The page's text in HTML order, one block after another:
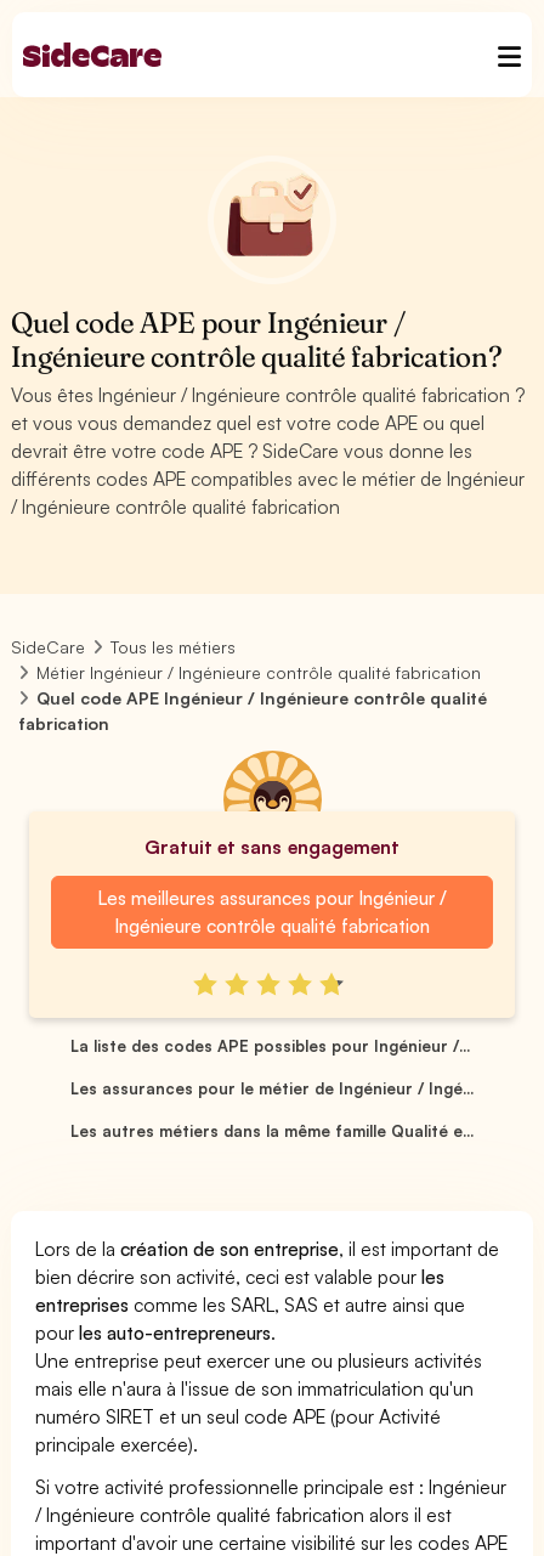
Quel code APE pour Ingénieur /
Ingénieure contrôle qualité fabrication?
Vous êtes Ingénieur / Ingénieure contrôle qualité fabrication ?
et vous vous demandez quel est votre code APE ou quel
devrait être votre code APE ? SideCare vous donne les
différents codes APE compatibles avec le métier de Ingénieur
/ Ingénieure contrôle qualité fabrication
SideCare
Tous les métiers
Métier Ingénieur / Ingénieure contrôle qualité fabrication
Quel code APE Ingénieur / Ingénieure contrôle qualité
fabrication
Gratuit et sans engagement
Les meilleures assurances pour Ingénieur /
Ingénieure contrôle qualité fabrication
La liste des codes APE possibles pour Ingénieur /...
Les assurances pour le métier de Ingénieur / Ingé...
Les autres métiers dans la même famille Qualité e...
Lors de lacréation de son entreprise, il est important de
bien décrire son activité, ceci est valable pourles
entreprises comme les SARL, SAS et autre ainsi que
pourles auto-entrepreneurs.
Une entreprise peut exercer une ou plusieurs activités
mais elle n'aura à l'issue de son immatriculation qu'un
numéro SIRET et un seul code APE (pour Activité
principale exercée).
Si votre activité professionnelle principale est : Ingénieur
/ Ingénieure contrôle qualité fabrication alors il est
important d'avoir une certaine visibilité sur les codes APE